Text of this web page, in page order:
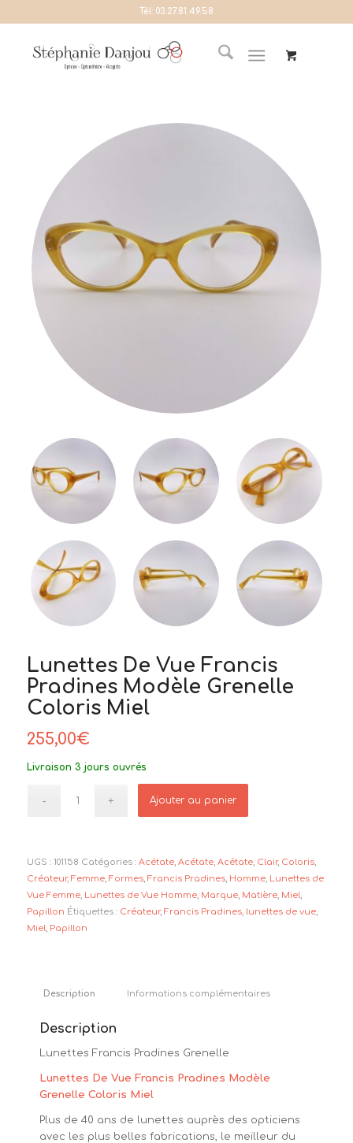
Tél: 03.27.81.49.58
Lunettes De Vue Francis
Pradines Modèle Grenelle
Coloris Miel
255,00€
Livraison 3 jours ouvrés
Ajouter au panier
UGS : 101158 Catégories : Acétate, Acétate, Acétate, Clair, Coloris,
Créateur, Femme, Formes, Francis Pradines, Homme, Lunettes de
Vue Femme, Lunettes de Vue Homme, Marque, Matière, Miel,
Papillon Étiquettes : Créateur, Francis Pradines, lunettes de vue,
Miel, Papillon
Description Informations complémentaires
Description
Lunettes Francis Pradines Grenelle
Lunettes De Vue Francis Pradines Modèle
Grenelle Coloris Miel
Plus de 40 ans de lunettes auprès des opticiens
avec les plus belles fabrications, le meilleur du